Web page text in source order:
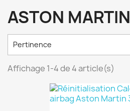
ASTON MARTIN
Pertinence
Affichage 1-4 de 4 article(s)